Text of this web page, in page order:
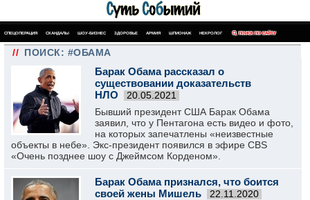
СПЕЦОПЕРАЦИЯ СКАНДАЛЫ ШОУ-БИЗНЕС ЗДОРОВЬЕ АРМИЯ ШПИОНАЖ НЕКРОЛОГ ПОИСК ПО САЙТУ
// ПОИСК: #ОБАМА
Барак Обама рассказал о
существовании доказательств
НЛО
20.05.2021
Бывший президент США Барак Обама
заявил, что у Пентагона есть видео и фото,
на которых запечатлены «неизвестные
объекты в небе». Экс-президент появился в эфире CBS
«Очень позднее шоу с Джеймсом Корденом».
Барак Обама признался, что боится
своей жены Мишель
22.11.2020